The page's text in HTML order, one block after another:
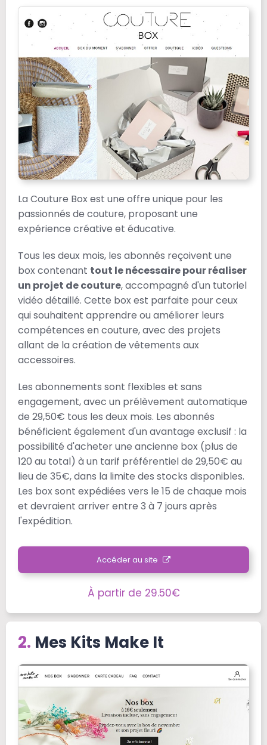
La Couture Box est une offre unique pour les
passionnés de couture, proposant une
expérience créative et éducative.
Tous les deux mois, les abonnés reçoivent une
box contenant tout le nécessaire pour réaliser
un projet de couture, accompagné d'un tutoriel
vidéo détaillé. Cette box est parfaite pour ceux
qui souhaitent apprendre ou améliorer leurs
compétences en couture, avec des projets
allant de la création de vêtements aux
accessoires.
Les abonnements sont flexibles et sans
engagement, avec un prélèvement automatique
de 29,50€ tous les deux mois. Les abonnés
bénéficient également d'un avantage exclusif : la
possibilité d'acheter une ancienne box (plus de
120 au total) à un tarif préférentiel de 29,50€ au
lieu de 35€, dans la limite des stocks disponibles.
Les box sont expédiées vers le 15 de chaque mois
et devraient arriver entre 3 à 7 jours après
l'expédition.
Accéder au site
À partir de 29.50€
Mes Kits Make It